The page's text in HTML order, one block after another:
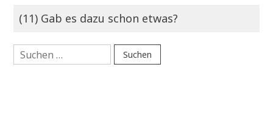
(11) Gab es dazu schon etwas?
Suchen
nach: